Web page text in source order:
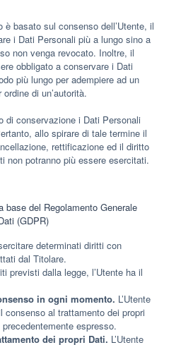
è basato sul consenso dell’Utente, il
i Dati Personali più a lungo sino a
non venga revocato. Inoltre, il
obbligato a conservare i Dati
più lungo per adempiere ad un
di un’autorità.
di conservazione i Dati Personali
allo spirare di tale termine il
rettificazione ed il diritto
non potranno più essere esercitati.
base del Regolamento Generale
(GDPR)
determinati diritti con
dal Titolare.
previsti dalla legge, l’Utente ha il
in ogni momento. L’Utente
consenso al trattamento dei propri
espresso.
dei propri Dati. L’Utente